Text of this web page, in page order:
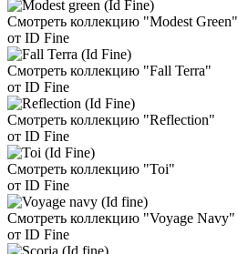
Смотреть коллекцию "Modest Green"
от ID Fine
Смотреть коллекцию "Fall Terra"
от ID Fine
Смотреть коллекцию "Reflection"
от ID Fine
Смотреть коллекцию "Toi"
от ID Fine
Смотреть коллекцию "Voyage Navy"
от ID Fine